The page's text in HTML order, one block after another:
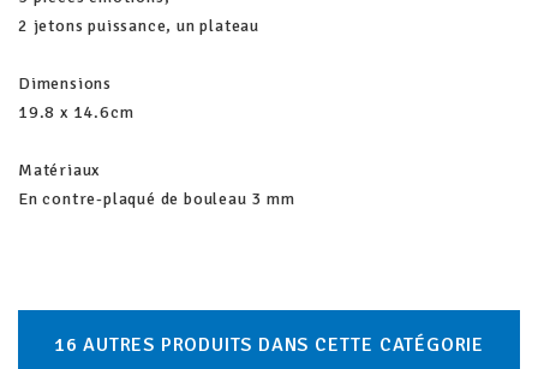
2 jetons puissance, un plateau
Dimensions
19.8 x 14.6cm
Matériaux
En contre-plaqué de bouleau 3 mm
16 AUTRES PRODUITS DANS CETTE CATÉGORIE